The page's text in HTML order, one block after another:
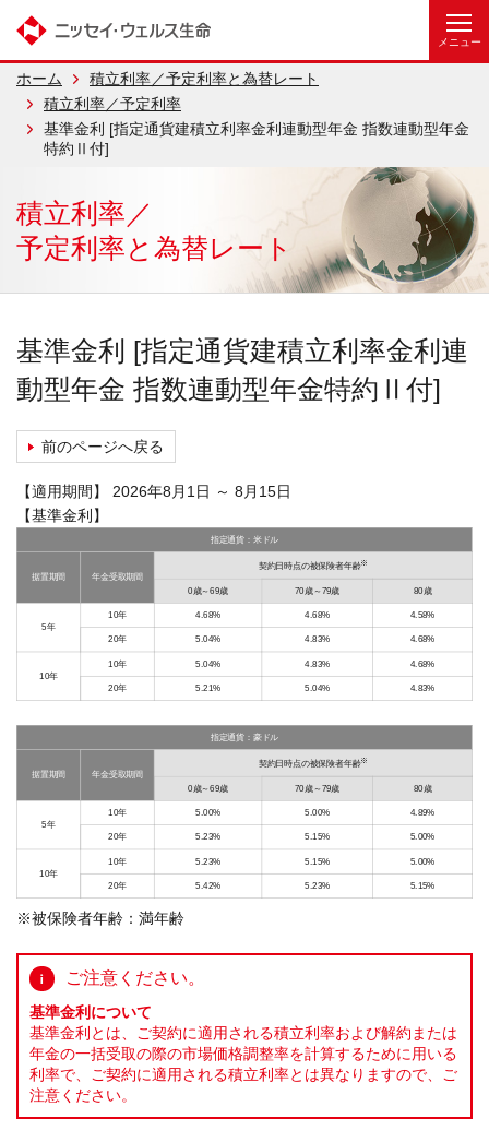
ホーム
積立利率／予定利率と為替レート
積立利率／予定利率
基準金利 [指定通貨建積立利率金利連動型年金 指数連動型年金
特約Ⅱ付]
積立利率／
予定利率と為替レート
基準金利 [指定通貨建積立利率金利連
動型年金 指数連動型年金特約Ⅱ付]
前のページへ戻る
【適用期間】 2026年8月1日 ～ 8月15日
【基準金利】
指定通貨：米ドル
据置期間 年金受取期間
契約日時点の被保険者年齢※
0歳～69歳 70歳～79歳 80歳
5年
10年 4.68% 4.68% 4.58%
20年 5.04% 4.83% 4.68%
10年
10年 5.04% 4.83% 4.68%
20年 5.21% 5.04% 4.83%
指定通貨：豪ドル
据置期間 年金受取期間
契約日時点の被保険者年齢※
0歳～69歳 70歳～79歳 80歳
5年
10年 5.00% 5.00% 4.89%
20年 5.23% 5.15% 5.00%
10年
10年 5.23% 5.15% 5.00%
20年 5.42% 5.23% 5.15%
※被保険者年齢：満年齢
ご注意ください。
基準金利について
基準金利とは、ご契約に適用される積立利率および解約または
年金の一括受取の際の市場価格調整率を計算するために用いる
利率で、ご契約に適用される積立利率とは異なりますので、ご
注意ください。